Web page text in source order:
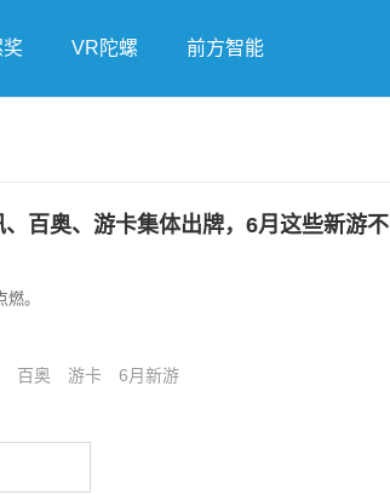
VR陀螺 前方智能
百奥、游卡集体出牌，6月这些新游不
。
百奥 游卡 6月新游